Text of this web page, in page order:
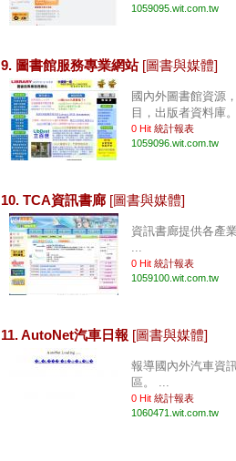
1059095.wit.com.tw
9. 圖書館服務專業網站 [圖書與媒體]
國內外圖書館資源
目，出版者資料庫
0 Hit 統計報表
1059096.wit.com.tw
10. TCA資訊書廊 [圖書與媒體]
資訊書廊提供各產
...
0 Hit 統計報表
1059100.wit.com.tw
11. AutoNet汽車日報 [圖書與媒體]
報導國內外汽車資
區。 ...
0 Hit 統計報表
1060471.wit.com.tw